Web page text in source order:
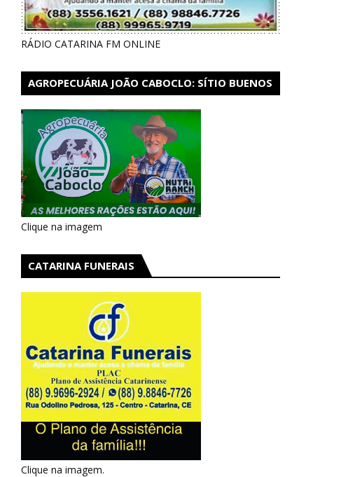
RÁDIO CATARINA FM ONLINE
AGROPECUÁRIA JOÃO CABOCLO: SÍTIO BUENOS
Clique na imagem
CATARINA FUNERAIS
Clique na imagem.